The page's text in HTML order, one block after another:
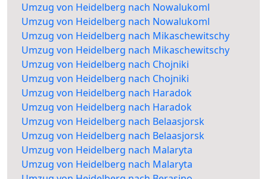
Umzug von Heidelberg nach Nowalukoml
Umzug von Heidelberg nach Nowalukoml
Umzug von Heidelberg nach Mikaschewitschy
Umzug von Heidelberg nach Mikaschewitschy
Umzug von Heidelberg nach Chojniki
Umzug von Heidelberg nach Chojniki
Umzug von Heidelberg nach Haradok
Umzug von Heidelberg nach Haradok
Umzug von Heidelberg nach Belaasjorsk
Umzug von Heidelberg nach Belaasjorsk
Umzug von Heidelberg nach Malaryta
Umzug von Heidelberg nach Malaryta